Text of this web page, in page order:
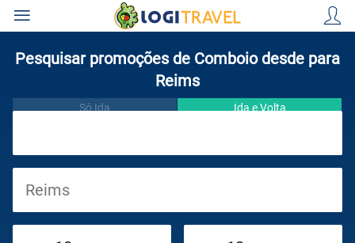
Cruzeiros
Pesquisar promoções de Comboio desde para
Reims
Só Ida Ida e Volta